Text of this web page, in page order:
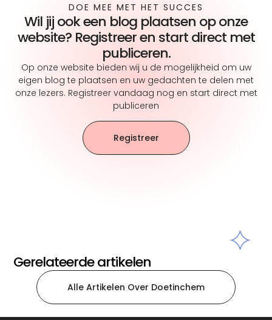
DOE MEE MET HET SUCCES
Wil jij ook een blog plaatsen op onze
website? Registreer en start direct met
publiceren.
Op onze website bieden wij u de mogelijkheid om uw
eigen blog te plaatsen en uw gedachten te delen met
onze lezers. Registreer vandaag nog en start direct met
publiceren
Registreer
Gerelateerde artikelen
Alle Artikelen Over Doetinchem